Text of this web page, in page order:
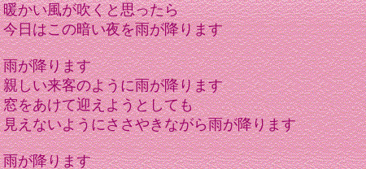
暖かい風が吹くと思ったら
今日はこの暗い夜を雨が降ります
雨が降ります
親しい来客のように雨が降ります
窓をあけて迎えようとしても
見えないようにささやきながら雨が降ります
雨が降ります